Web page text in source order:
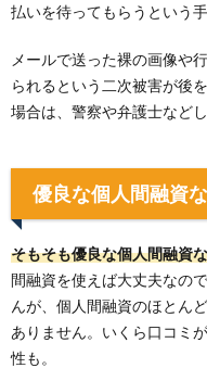
払いを待ってもらうという手
メールで送った裸の画像や
られるという二次被害が後
場合は、警察や弁護士など
優良な個人間融資
そもそも優良な個人間融資
間融資を使えば大丈夫なの
んが、個人間融資のほとん
ありません。いくら口コミ
性も。